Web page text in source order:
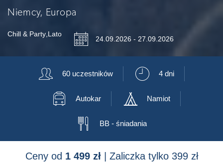
Niemcy, Europa
Chill & Party Lato 📅 24.09.2026 - 27.09.2026
👥 60 uczestników ⏲ 4 dni
🚍 Autokar 🛷 Namiot
🍴 BB - śniadania
Ceny od 1 499 zł| Zaliczka tylko 399 zł